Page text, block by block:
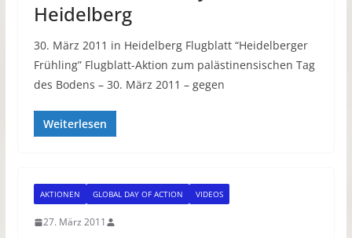
Heidelberg
30. März 2011 in Heidelberg Flugblatt “Heidelberger
Frühling” Flugblatt-Aktion zum palästinensischen Tag
des Bodens – 30. März 2011 – gegen
Weiterlesen
AKTIONEN GLOBAL DAY OF ACTION VIDEOS
27. März 2011